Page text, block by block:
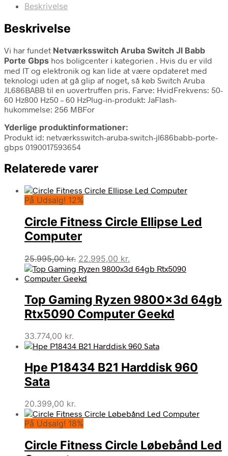
Beskrivelse
Beskrivelse
Vi har fundet Netværksswitch Aruba Switch Jl Babb
Porte Gbps hos boligcenter i kategorien . Hvis du er vild
med IT og elektronik og kan lide at være opdateret med
teknologi uden at gå glip af noget, så køb Switch Aruba
JL686BABB til en uovertruffen pris. Farve: HvidFrekvens: 50-
60 Hz800 Hz50 – 60 HzPlug-in-produkt: JaFlash-
hukommelse: 256 MBFor
Yderlige produktinformationer:
Produkt id: netværksswitch-aruba-switch-jl686babb-porte-
gbps 0190017593654
Relaterede varer
På Udsalg! 12%
Circle Fitness Circle Ellipse Led
Computer
25.995,00kr. Den
oprindelige
pris
25.995,00 kr..
22.995,00 kr.
aktuelle
22.995,00 kr..
Top Gaming Ryzen 9800x3d 64gb
Rtx5090 Computer Geekd
33.774,00 kr.
Hpe P18434 B21 Harddisk 960
Sata
20.399,00 kr.
På Udsalg! 18%
Circle Fitness Circle Løbebånd Led